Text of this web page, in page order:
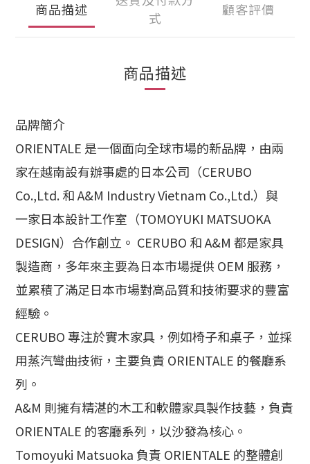
商品描述
式
顧客評價
商品描述
品牌簡介
ORIENTALE 是一個面向全球市場的新品牌， 由兩
家在越南設有辦事處的日本公司（CERUBO
Co.,Ltd. 和 A&M Industry Vietnam Co.,Ltd.）與
一家日本設計工作室（TOMOYUKI MATSUOKA
DESIGN）合作創立。 CERUBO 和 A&M 都是家具
製造商， 多年來主要為日本市場提供 OEM 服務，
並累積了滿足日本市場對高品質和技術要求的豐富
經驗。
CERUBO 專注於實木家具，例如椅子和桌子，並採
用蒸汽彎曲技術，主要負責 ORIENTALE 的餐廳系
列。
A&M 則擁有精湛的木工和軟體家具製作技藝， 負責
ORIENTALE 的客廳系列，以沙發為核心。
Tomoyuki Matsuoka 負責 ORIENTALE 的整體創